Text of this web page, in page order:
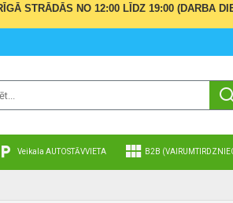
STRĀDĀS NO 12:00 LĪDZ 19:00 (DARBA
Veikala AUTOSTĀVVIETA B2B